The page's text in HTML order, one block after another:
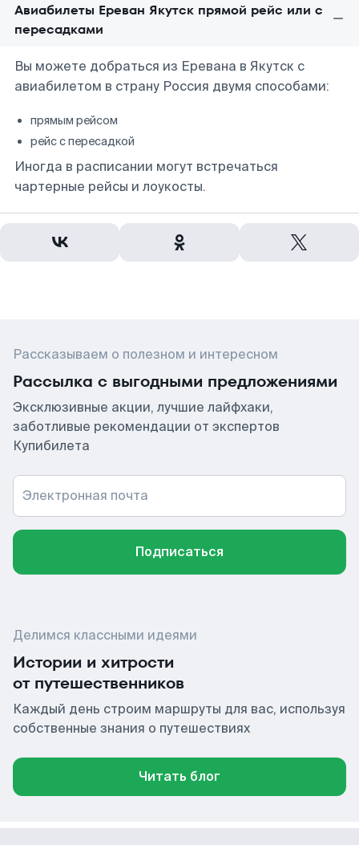
Авиабилеты Ереван Якутск прямой рейс или с
пересадками
Вы можете добраться из Еревана в Якутск с
авиабилетом в страну Россия двумя способами:
прямым рейсом
рейс с пересадкой
Иногда в расписании могут встречаться
чартерные рейсы и лоукосты.
Рассказываем о полезном и интересном
Рассылка с выгодными предложениями
Эксклюзивные акции, лучшие лайфхаки,
заботливые рекомендации от экспертов
Купибилета
Электронная почта
Подписаться
Делимся классными идеями
Истории и хитрости
от путешественников
Каждый день строим маршруты для вас, используя
собственные знания о путешествиях
Читать блог